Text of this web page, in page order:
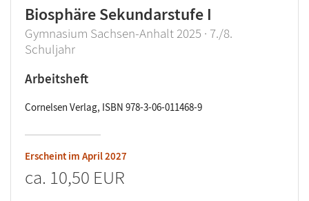
Biosphäre Sekundarstufe I
Gymnasium Sachsen-Anhalt 2025 · 7./8.
Schuljahr
Arbeitsheft
Cornelsen Verlag, ISBN 978-3-06-011468-9
Erscheint im April 2027
ca. 10,50 EUR